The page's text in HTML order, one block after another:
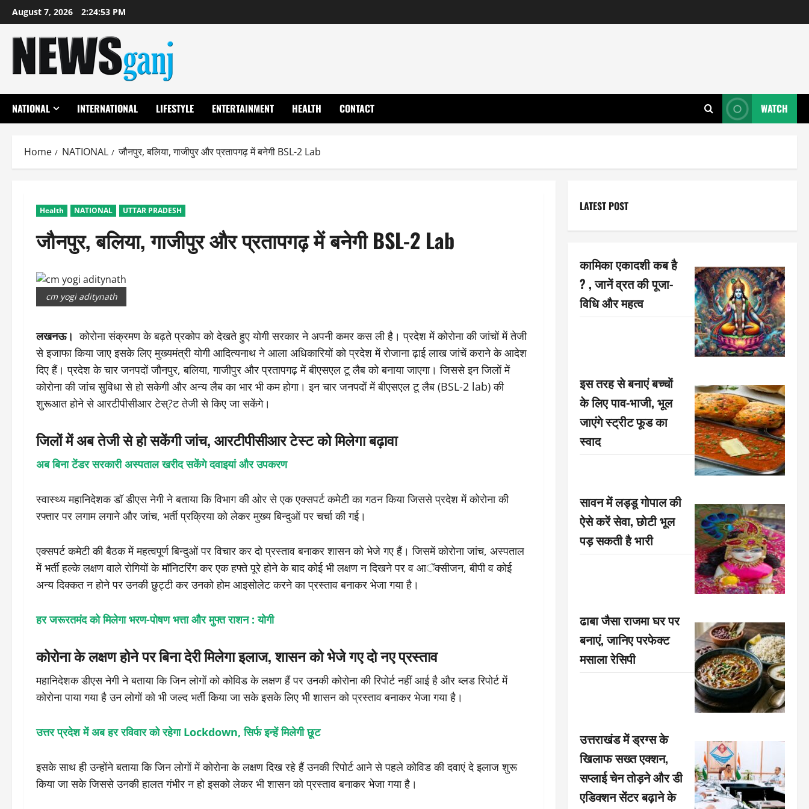
Skip
to
content
August 7, 2026 2:24:53 PM
NATIONAL INTERNATIONAL LIFESTYLE ENTERTAINMENT HEALTH CONTACT WATCH
Home NATIONAL जौनपुर, बलिया, गाजीपुर और प्रतापगढ़ में बनेगी BSL-2 Lab
Health NATIONAL UTTAR PRADESH
जौनपुर, बलिया, गाजीपुर और प्रतापगढ़ में बनेगी BSL-2 Lab
cm yogi aditynath
लखनऊ। कोरोना संक्रमण के बढ़ते प्रकोप को देखते हुए योगी सरकार ने अपनी कमर कस ली है। प्रदेश में कोरोना की जांचों में तेजी
से इजाफा किया जाए इसके लिए मुख्यमंत्री योगी आदित्यनाथ ने आला अधिकारियों को प्रदेश में रोजाना ढ़ाई लाख जांचें कराने के आदेश
दिए हैं। प्रदेश के चार जनपदों जौनपुर, बलिया, गाजीपुर और प्रतापगढ़ में बीएसएल टू लैब को बनाया जाएगा। जिससे इन जिलों में
कोरोना की जांच सुविधा से हो सकेगी और अन्य लैब का भार भी कम होगा। इन चार जनपदों में बीएसएल टू लैब (BSL-2 lab) की
शुरूआत होने से आरटीपीसीआर टेस्?ट तेजी से किए जा सकेंगे।
जिलों में अब तेजी से हो सकेंगी जांच, आरटीपीसीआर टेस्ट को मिलेगा बढ़ावा
अब बिना टेंडर सरकारी अस्पताल खरीद सकेंगे दवाइयां और उपकरण
स्वास्थ्य महानिदेशक डॉ डीएस नेगी ने बताया कि विभाग की ओर से एक एक्सपर्ट कमेटी का गठन किया जिससे प्रदेश में कोरोना की
रफ्तार पर लगाम लगाने और जांच, भर्ती प्रक्रिया को लेकर मुख्य बिन्दुओं पर चर्चा की गई।
एक्सपर्ट कमेटी की बैठक में महत्वपूर्ण बिन्दुओं पर विचार कर दो प्रस्ताव बनाकर शासन को भेजे गए हैं। जिसमें कोरोना जांच, अस्पताल
में भर्ती हल्के लक्षण वाले रोगियों के मॉनिटरिंग कर एक हफ्ते पूरे होने के बाद कोई भी लक्षण न दिखने पर व आॅक्सीजन, बीपी व कोई
अन्य दिक्कत न होने पर उनकी छुट्टी कर उनको होम आइसोलेट करने का प्रस्ताव बनाकर भेजा गया है।
हर जरूरतमंद को मिलेगा भरण-पोषण भत्ता और मुफ्त राशन : योगी
कोरोना के लक्षण होने पर बिना देरी मिलेगा इलाज, शासन को भेजे गए दो नए प्रस्ताव
महानिदेशक डीएस नेगी ने बताया कि जिन लोगों को कोविड के लक्षण हैं पर उनकी कोरोना की रिपोर्ट नहीं आई है और ब्लड रिपोर्ट में
कोरोना पाया गया है उन लोगों को भी जल्द भर्ती किया जा सके इसके लिए भी शासन को प्रस्ताव बनाकर भेजा गया है।
उत्तर प्रदेश में अब हर रविवार को रहेगा Lockdown, सिर्फ इन्हें मिलेगी छूट
इसके साथ ही उन्होंने बताया कि जिन लोगों में कोरोना के लक्षण दिख रहे हैं उनकी रिपोर्ट आने से पहले कोविड की दवाएं दे इलाज शुरू
किया जा सके जिससे उनकी हालत गंभीर न हो इसको लेकर भी शासन को प्रस्ताव बनाकर भेजा गया है।
LATEST POST
कामिका एकादशी कब है
? , जानें व्रत की पूजा-
विधि और महत्व
इस तरह से बनाएं बच्चों
के लिए पाव-भाजी, भूल
जाएंगे स्ट्रीट फूड का
स्वाद
सावन में लड्डू गोपाल की
ऐसे करें सेवा, छोटी भूल
पड़ सकती है भारी
ढाबा जैसा राजमा घर पर
बनाएं, जानिए परफेक्ट
मसाला रेसिपी
उत्तराखंड में ड्रग्स के
खिलाफ सख्त एक्शन,
सप्लाई चेन तोड़ने और डी
एडिक्शन सेंटर बढ़ाने के